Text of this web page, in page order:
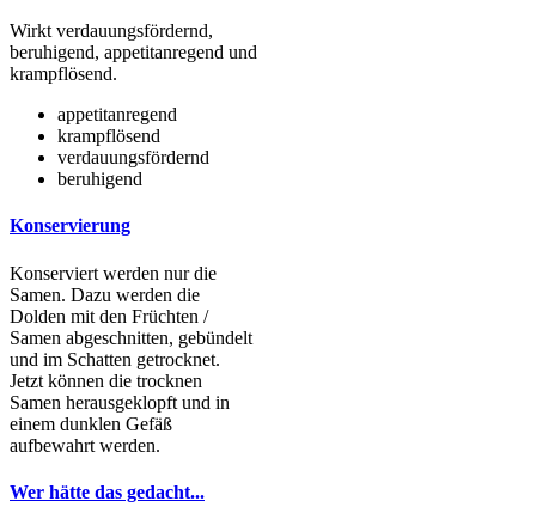
Wirkt verdauungsfördernd,
beruhigend, appetitanregend und
krampflösend.
appetitanregend
krampflösend
verdauungsfördernd
beruhigend
Konservierung
Konserviert werden nur die
Samen. Dazu werden die
Dolden mit den Früchten /
Samen abgeschnitten, gebündelt
und im Schatten getrocknet.
Jetzt können die trocknen
Samen herausgeklopft und in
einem dunklen Gefäß
aufbewahrt werden.
Wer hätte das gedacht...